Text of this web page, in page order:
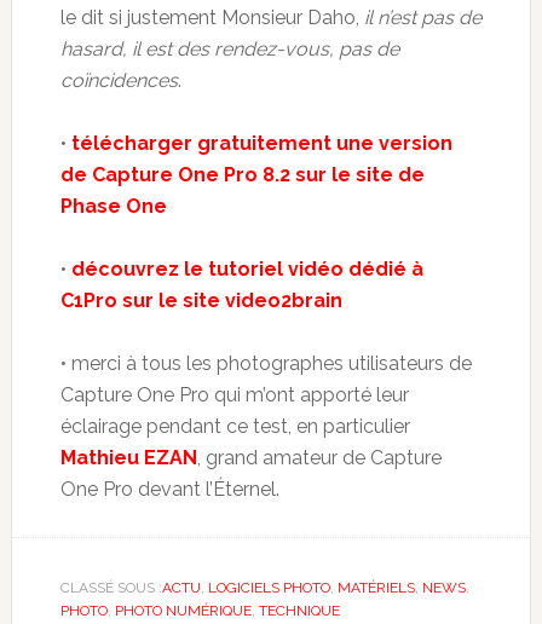
le dit si justement Monsieur Daho, il n’est pas de
hasard, il est des rendez-vous, pas de
coïncidences.
• télécharger gratuitement une version
de Capture One Pro 8.2 sur le site de
Phase One
• découvrez le tutoriel vidéo dédié à
C1Pro sur le site video2brain
• merci à tous les photographes utilisateurs de
Capture One Pro qui m’ont apporté leur
éclairage pendant ce test, en particulier
Mathieu EZAN , grand amateur de Capture
One Pro devant l’Éternel.
CLASSÉ SOUS :ACTU, LOGICIELS PHOTO, MATÉRIELS, NEWS,
PHOTO, PHOTO NUMÉRIQUE, TECHNIQUE